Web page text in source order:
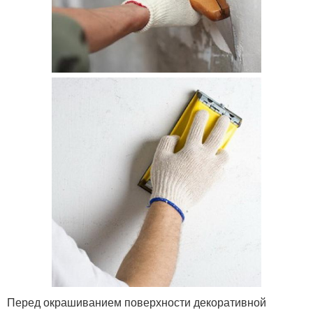
Перед окрашиванием поверхности декоративной